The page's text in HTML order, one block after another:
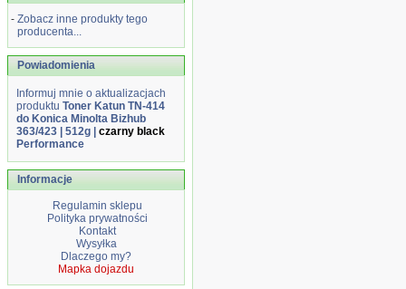
- Zobacz inne produkty tego
producenta...
Powiadomienia
Informuj mnie o aktualizacjach
produktu Toner Katun TN-414
do Konica Minolta Bizhub
363/423 | 512g | czarny black
Performance
Informacje
Regulamin sklepu
Polityka prywatności
Kontakt
Wysyłka
Dlaczego my?
Mapka dojazdu